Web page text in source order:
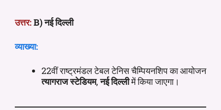
उत्तर:B) नई दिल्ली
व्याख्या:
22वीं राष्ट्रमंडल टेबल टेनिस चैम्पियनशिप का आयोजन
त्यागराज स्टेडियम,नई दिल्लीमें किया जाएगा।